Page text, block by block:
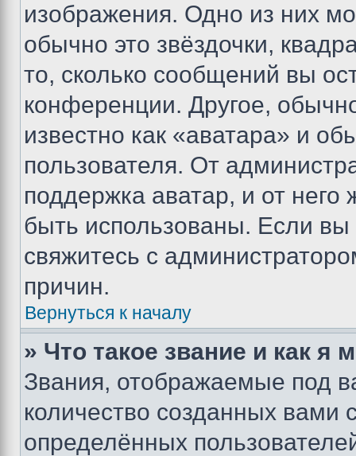
изображения. Одно из них
обычно это звёздочки,
то, сколько сообщений вы
конференции. Другое,
известно как «аватара» и
пользователя. От
поддержка аватар, и от него
быть использованы. Если
свяжитесь с
причин.
Вернуться к началу
» Что такое звание и как я
Звания, отображаемые под
количество созданных
определённых